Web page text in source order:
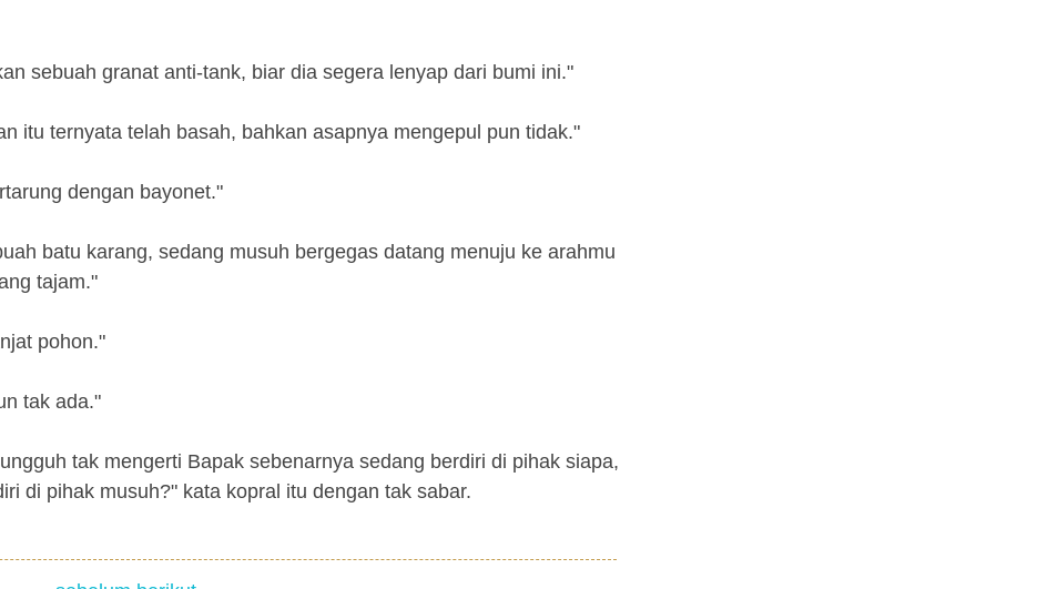
sebuah granat anti-tank, biar dia segera lenyap dari bumi ini."
itu ternyata telah basah, bahkan asapnya mengepul pun tidak."
dengan bayonet."
batu karang, sedang musuh bergegas datang menuju ke arahmu
tajam."
pohon."
tak ada."
tak mengerti Bapak sebenarnya sedang berdiri di pihak siapa,
di pihak musuh?" kata kopral itu dengan tak sabar.